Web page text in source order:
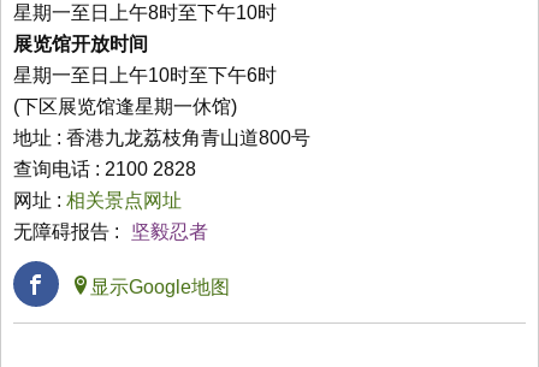
星期一至日上午8时至下午10时
展览馆开放时间
星期一至日上午10时至下午6时
(下区展览馆逢星期一休馆)
地址 : 香港九龙荔枝角青山道800号
查询电话 : 2100 2828
网址 : 相关景点网址
无障碍报告 :
坚毅忍者
显示Google地图